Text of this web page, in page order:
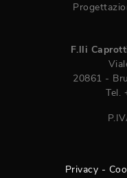
F.lli
20861 -
Tel.
Privacy -